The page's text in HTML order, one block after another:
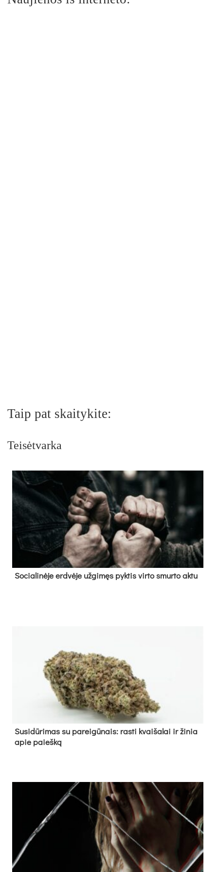
Taip pat skaitykite:
Teisėtvarka
So­cia­li­nė­je erd­vė­je už­gi­męs pyk­tis vir­to smur­to ak­tu
Su­si­dū­ri­mas su pa­rei­gū­nais: ras­ti kvai­ša­lai ir ži­nia
apie paieš­ką